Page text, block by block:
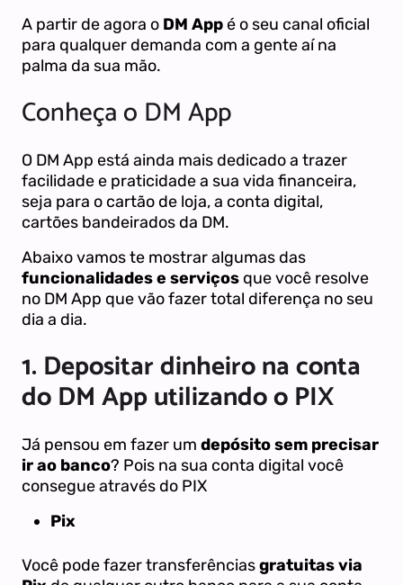
A partir de agora o DM Appé o seu canal oficial
para qualquer demanda com a gente aí na
palma da sua mão.
Conheça o DM App
O DM App está ainda mais dedicado a trazer
facilidade e praticidade a sua vida financeira,
seja para o cartão de loja, a conta digital,
cartões bandeirados da DM.
Abaixo vamos te mostrar algumas das
funcionalidades e serviços que você resolve
no DM App que vão fazer total diferença no seu
dia a dia.
1. Depositar dinheiro na conta
do DM App utilizando o PIX
Já pensou em fazer um depósito sem precisar
ir ao banco? Pois na sua conta digital você
consegue através do PIX
Pix
Você pode fazer transferênciasgratuitas via